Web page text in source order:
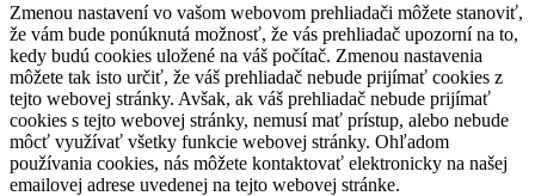
Zmenou nastavení vo vašom webovom prehliadači môžete stanoviť,
že vám bude ponúknutá možnosť, že vás prehliadač upozorní na to,
kedy budú cookies uložené na váš počítač. Zmenou nastavenia
môžete tak isto určiť, že váš prehliadač nebude prijímať cookies z
tejto webovej stránky. Avšak, ak váš prehliadač nebude prijímať
cookies s tejto webovej stránky, nemusí mať prístup, alebo nebude
môcť využívať všetky funkcie webovej stránky. Ohľadom
používania cookies, nás môžete kontaktovať elektronicky na našej
emailovej adrese uvedenej na tejto webovej stránke.